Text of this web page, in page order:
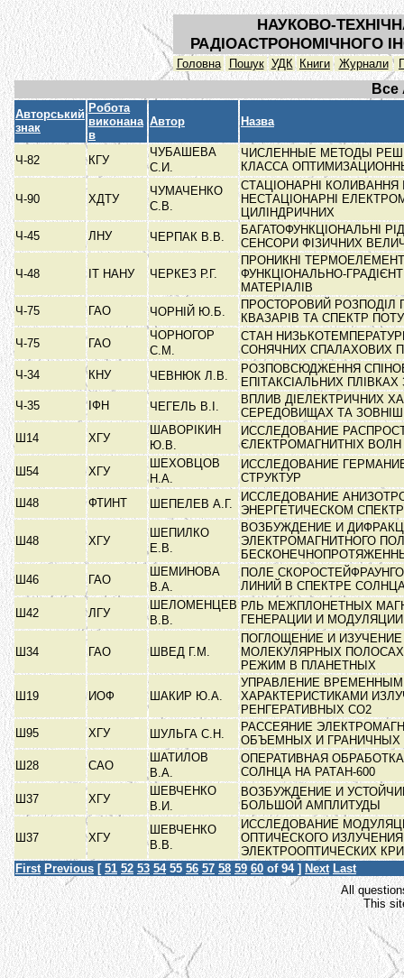
НАУКОВО-
РАДІОАСТРОНОМІЧНОГО
Головна Пошук УДК Книги Журнали
Все
Авторський
знак
Робота
виконана
в
Автор Назва
Ч-82 КГУ
ЧУБАШЕВА
С.И.
ЧИСЛЕННЫЕ МЕТОДЫ
КЛАССА
Ч-90 ХДТУ
ЧУМАЧЕНКО
С.В.
СТАЦІОНАРНІ КОЛИВАННЯ
НЕСТАЦІОНАРНІ
ЦИЛІНДРИЧНИХ
Ч-45
ЛНУ ЧЕРПАК В.В.
БАГАТОФУНКЦІОНАЛЬНІ
СЕНСОРИ ФІЗИЧНИХ
Ч-48 ІТ НАНУ ЧЕРКЕЗ Р.Г.
ПРОНИКНІ
ФУНКЦІОНАЛЬНО-
МАТЕРІАЛІВ
Ч-75
ГАО ЧОРНІЙ Ю.Б.
ПРОСТОРОВИЙ РОЗПОДІЛ
КВАЗАРІВ ТА СПЕКТР
Ч-75
ГАО
ЧОРНОГОР
С.М.
СТАН
СОНЯЧНИХ СПАЛАХОВИХ
Ч-34
КНУ ЧЕВНЮК Л.В.
РОЗПОВСЮДЖЕННЯ
ЕПІТАКСІАЛЬНИХ
Ч-35
ІФН ЧЕГЕЛЬ В.І.
ВПЛИВ ДІЕЛЕКТРИЧНИХ
СЕРЕДОВИЩАХ ТА
Ш14
ХГУ
ШАВОРІКИН
Ю.В.
ИССЛЕДОВАНИЕ
ЄЛЕКТРОМАГНИТНІХ
Ш54
ХГУ
ШЕХОВЦОВ
Н.А.
ИССЛЕДОВАНИЕ
СТРУКТУР
Ш48
ФТИНТ ШЕПЕЛЕВ А.Г.
ИССЛЕДОВАНИЕ
ЭНЕРГЕТИЧЕСКОМ
Ш48 ХГУ
ШЕПИЛКО
Е.В.
ВОЗБУЖДЕНИЕ И
ЭЛЕКТРОМАГНИТНОГО
Ш46
ГАО
ШЕМИНОВА
В.А.
ПОЛЕ
ЛИНИЙ В СПЕКТРЕ
Ш42
ЛГУ
ШЕЛОМЕНЦЕВ
В.В.
РЛЬ МЕЖПЛОНЕТНЫХ
ГЕНЕРАЦИИ И
Ш34 ГАО ШВЕД Г.М.
ПОГЛОЩЕНИЕ И
МОЛЕКУЛЯРНЫХ
РЕЖИМ В ПЛАНЕТНЫХ
Ш19 ИОФ ШАКИР Ю.А.
УПРАВЛЕНИЕ
ХАРАКТЕРИСТИКАМИ
РЕНГЕРАТИВНЫХ СО2
Ш95
ХГУ ШУЛЬГА С.Н.
РАССЕЯНИЕ
ОБЪЕМНЫХ И
Ш28
САО
ШАТИЛОВ
В.А.
ОПЕРАТИВНАЯ
СОЛНЦА НА РАТАН-600
Ш37
ХГУ
ШЕВЧЕНКО
В.И.
ВОЗБУЖДЕНИЕ И
БОЛЬШОЙ АМПЛИТУДЫ
Ш37 ХГУ
ШЕВЧЕНКО
В.В.
ИССЛЕДОВАНИЕ
ОПТИЧЕСКОГО
ЭЛЕКТРООПТИЧЕСКИХ
First Previous [ 51 52 53 54 55 56 57 58 59 60 of 94 ] Next Last
All
This